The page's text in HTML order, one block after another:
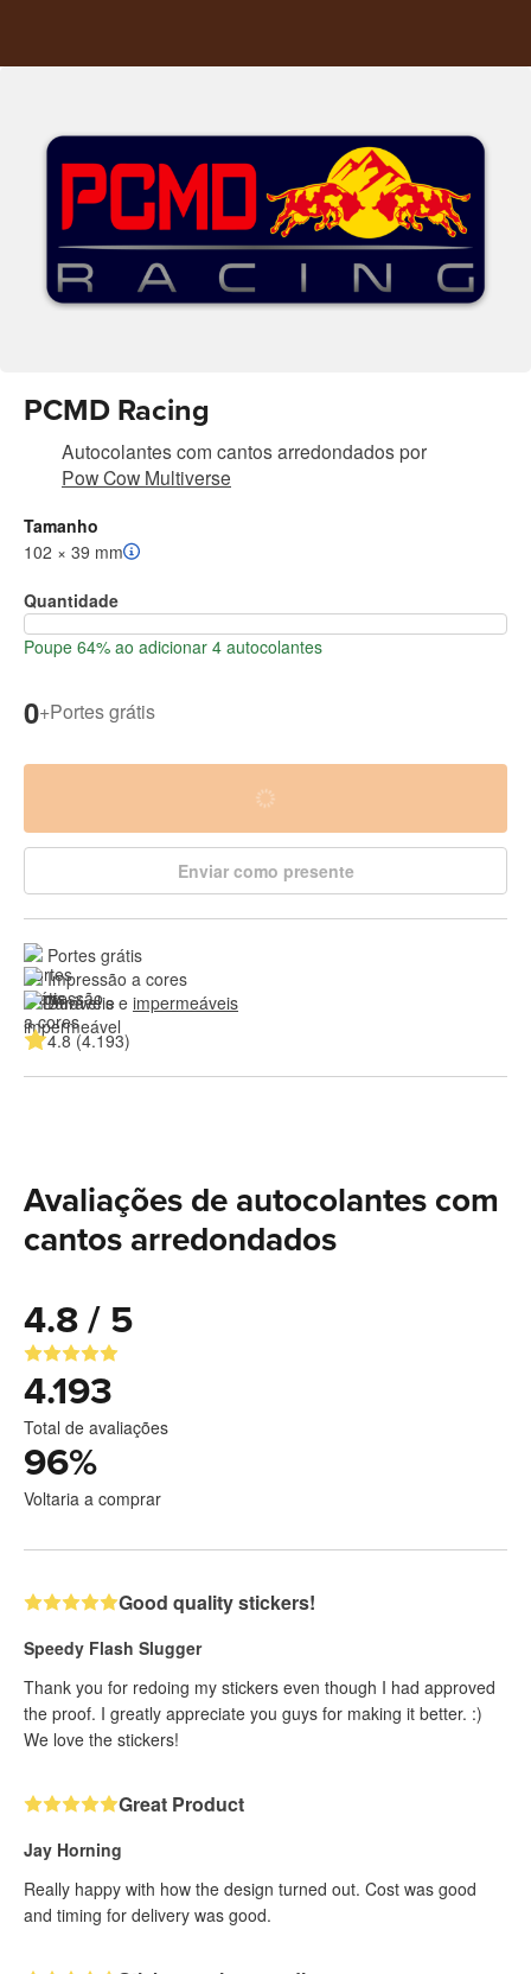
PCMD Racing
Autocolantes com cantos arredondadospor
Pow Cow Multiverse
Tamanho
102 × 39 mm
Quantidade
Poupe 64% ao adicionar 4 autocolantes
0+Portes grátis
Enviar como presente
Portes grátis
Impressão a cores
Duráveis e impermeáveis
4.8 (4.193)
Avaliações de autocolantes com
cantos arredondados
4.8 / 5
4.193
Total de avaliações
96%
Voltaria a comprar
Good quality stickers!
Speedy Flash Slugger
Thank you for redoing my stickers even though I had approved
the proof. I greatly appreciate you guys for making it better. :)
We love the stickers!
Great Product
Jay Horning
Really happy with how the design turned out. Cost was good
and timing for delivery was good.